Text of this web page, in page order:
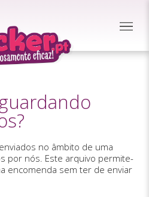
no âmbito de uma
por nós. Este arquivo permite-
encomenda sem ter de enviar